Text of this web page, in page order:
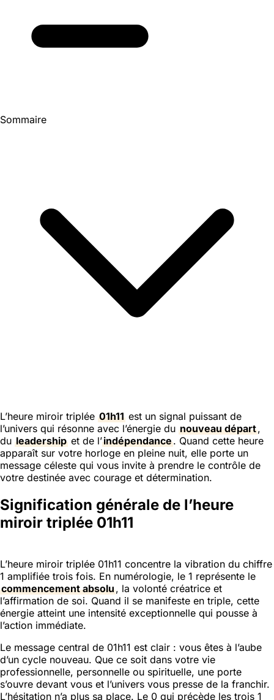
Sommaire
L’heure miroir triplée 01h11 est un signal puissant de
l’univers qui résonne avec l’énergie du nouveau départ,
du leadership et de l’indépendance. Quand cette heure
apparaît sur votre horloge en pleine nuit, elle porte un
message céleste qui vous invite à prendre le contrôle de
votre destinée avec courage et détermination.
Signification générale de l’heure
miroir triplée 01h11
L’heure miroir triplée 01h11 concentre la vibration du chiffre
1 amplifiée trois fois. En numérologie, le 1 représente le
commencement absolu, la volonté créatrice et
l’affirmation de soi. Quand il se manifeste en triple, cette
énergie atteint une intensité exceptionnelle qui pousse à
l’action immédiate.
Le message central de 01h11 est clair : vous êtes à l’aube
d’un cycle nouveau. Que ce soit dans votre vie
professionnelle, personnelle ou spirituelle, une porte
s’ouvre devant vous et l’univers vous presse de la franchir.
L’hésitation n’a plus sa place. Le 0 qui précède les trois 1